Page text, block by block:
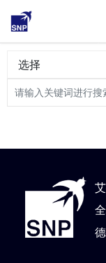
选择